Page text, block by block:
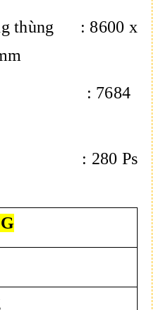
thùng : 8600 x
: 7684
đại : 280 Ps